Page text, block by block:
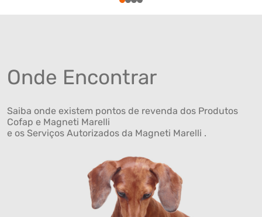
1234
Onde Encontrar
Saiba onde existem pontos de revenda dos Produtos
Cofap e Magneti Marelli
e os Serviços Autorizados da Magneti Marelli .